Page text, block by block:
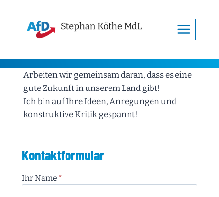
springen
Arbeiten wir gemeinsam daran, dass es eine
gute Zukunft in unserem Land gibt!
Ich bin auf Ihre Ideen, Anregungen und
konstruktive Kritik gespannt!
Kontaktformular
Ihr Name *